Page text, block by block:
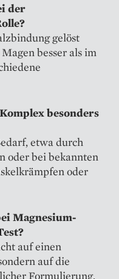
der
gelöst
besser als im
besonders
etwa durch
oder bei bekannten
oder
Magnesium-
auf einen
auf die
Formulierung,